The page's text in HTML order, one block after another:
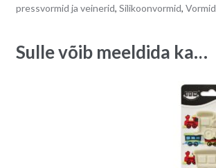
i
pressvormid ja veinerid, Silikoonvormid, Vormid
Sulle võib meeldida ka…